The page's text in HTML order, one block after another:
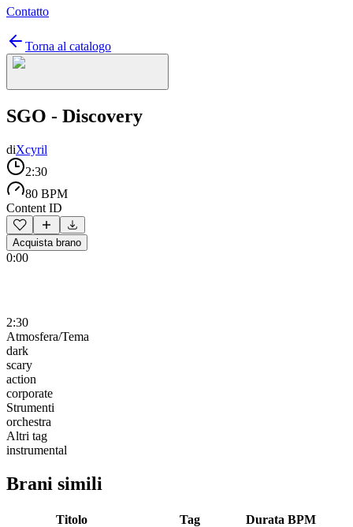
Contatto
Torna al catalogo
SGO - Discovery
diXcyril
2:30
80 BPM
Content ID
Acquista brano
0:00
2:30
Atmosfera/Tema
dark
scary
action
corporate
Strumenti
orchestra
Altri tag
instrumental
Brani simili
Titolo Tag Durata BPM